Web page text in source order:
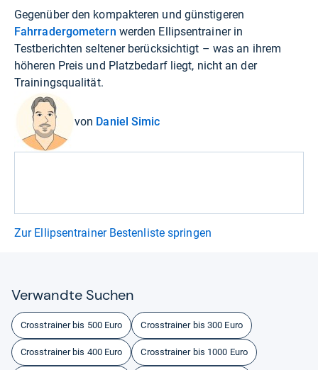
Gegenüber den kompakteren und günstigeren
Fahrradergometern werden Ellipsentrainer in
Testberichten seltener berücksichtigt – was an ihrem
höheren Preis und Platzbedarf liegt, nicht an der
Trainingsqualität.
von Daniel Simic
Zur Ellipsentrainer Bestenliste springen
Ver­wandte Suchen
Crosstrainer bis 500 Euro Crosstrainer bis 300 Euro
Crosstrainer bis 400 Euro Crosstrainer bis 1000 Euro